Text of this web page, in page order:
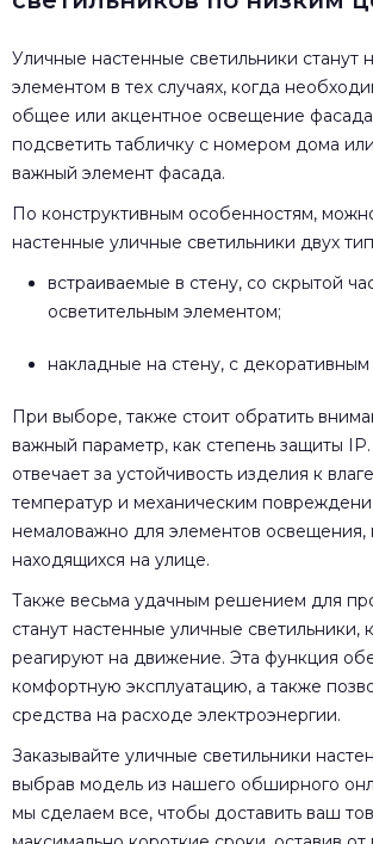
Уличные настенные светильники станут
элементом в тех случаях, когда
общее или акцентное освещение
подсветить табличку с номером дома
важный элемент фасада.
По конструктивным особенностям,
настенные уличные светильники двух
встраиваемые в стену, со скрытой
осветительным элементом;
накладные на стену, с
При выборе, также стоит обратить
важный параметр, как степень защиты IP.
отвечает за устойчивость изделия к
температур и механическим
немаловажно для элементов освещения,
находящихся на улице.
Также весьма удачным решением для
станут настенные уличные светильники,
реагируют на движение. Эта функция
комфортную эксплуатацию, а также
средства на расходе электроэнергии.
Заказывайте уличные светильники
выбрав модель из нашего обширного
мы сделаем все, чтобы доставить ваш